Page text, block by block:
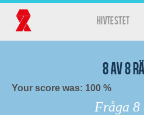
hivtestet
8av8
Your score was: 100 %
Fråga 8